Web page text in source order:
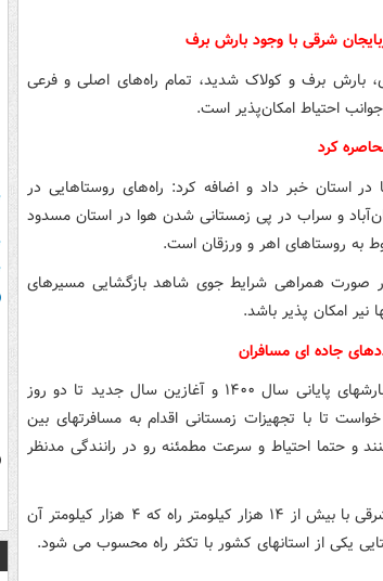
شرقی با وجود بارش برف
بارش برف و کولاک شدید، تمام راه‌های اصلی و فرعی
احتیاط امکان‌پذیر است.
از بسته بودن راه ۴۵ روستا در استان خبر داد و اضافه کرد: راه‌های روستاهایی در
و سراب در پی زمستانی شدن هوا در استان مسدود
به روستاهای اهر و ورزقان است.
صورت همراهی شرایط جوی شاهد بازگشایی مسیرهای
نیر امکان پذیر باشد.
جاده ای مسافران
وی با اشاره به اینکه پیش بینی شده بارشهای پایانی سال ۱۴۰۰ و آغازین سال جدید تا دو روز
تا با تجهیزات زمستانی اقدام به مسافرتهای بین
و حتما احتیاط و سرعت مطمئنه رو در رانندگی مدنظر
گزارش مشرق حاکی است، آذربایجان شرقی با بیش از ۱۴ هزار کیلومتر راه که ۴ هزار کیلومتر آن